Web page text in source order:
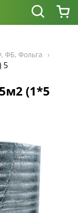
ФБ, Фольга
5
(1*5